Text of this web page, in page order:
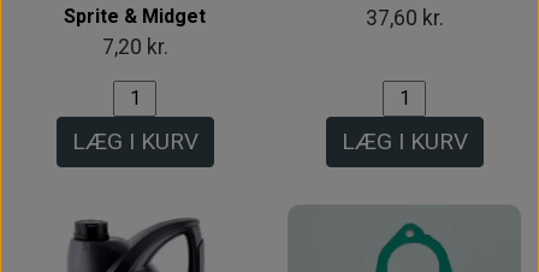
Sprite & Midget
7,20 kr.
LÆG I KURV
37,60 kr.
LÆG I KURV